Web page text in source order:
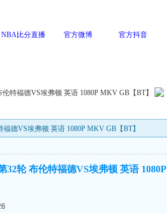
NBA比分直播 官方微博 官方抖音
特福德VS埃弗顿 英语 1080P MKV GB【BT】
德VS埃弗顿 英语 1080P MKV GB【BT】
32轮 布伦特福德VS埃弗顿 英语